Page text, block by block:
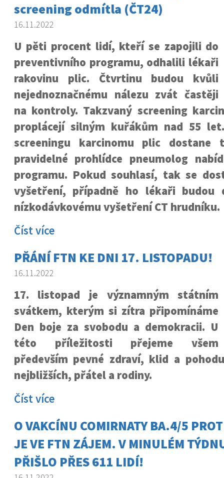
screening odmítla (ČT24)
16.11.2022
U pěti procent lidí, kteří se zapojili do
preventivního programu, odhalili lékaři
rakovinu plic. Čtvrtinu budou kvůli
nejednoznačnému nálezu zvát častěji
na kontroly. Takzvaný screening
proplácejí silným kuřákům nad 55
screeningu karcinomu plic
pravidelné prohlídce pneumolog
programu. Pokud souhlasí, tak se
vyšetření, případně ho lékaři budou
nízkodávkovému vyšetření CT hrudníku.
Číst více
PŘÁNÍ FTN KE DNI 17. LISTOPADU!
16.11.2022
17. listopad je významným státním
svátkem, kterým si zítra připomínáme
Den boje za svobodu a demokracii. U
této příležitosti přejeme všem
především pevné zdraví, klid a
nejbližších, přátel a rodiny.
Číst více
O VAKCÍNU COMIRNATY BA.4/5
JE VE FTN ZÁJEM. V MINULÉM
PŘIŠLO PŘES 611 LIDÍ!